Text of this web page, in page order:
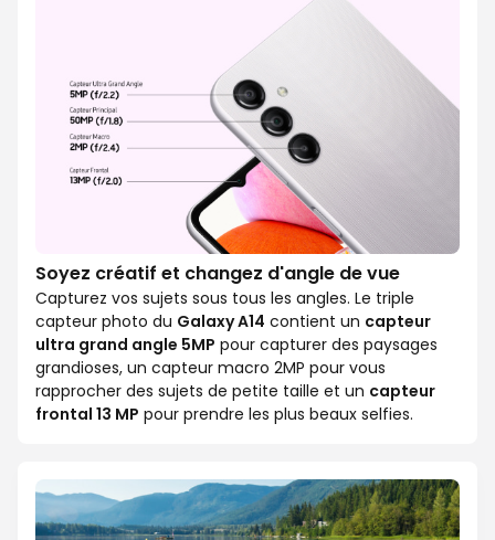
Soyez créatif et changez d'angle de vue
Capturez vos sujets sous tous les angles. Le triple
capteur photo du Galaxy A14 contient un capteur
ultra grand angle 5MP pour capturer des paysages
grandioses, un capteur macro 2MP pour vous
rapprocher des sujets de petite taille et un capteur
frontal 13 MP pour prendre les plus beaux selfies.